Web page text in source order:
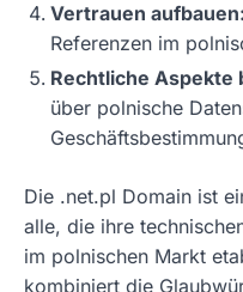
Vertrauen aufbauen:
Referenzen im
Rechtliche Aspekte
über polnische
Die .net.pl Domain ist
alle, die ihre
im polnischen Markt
kombiniert die